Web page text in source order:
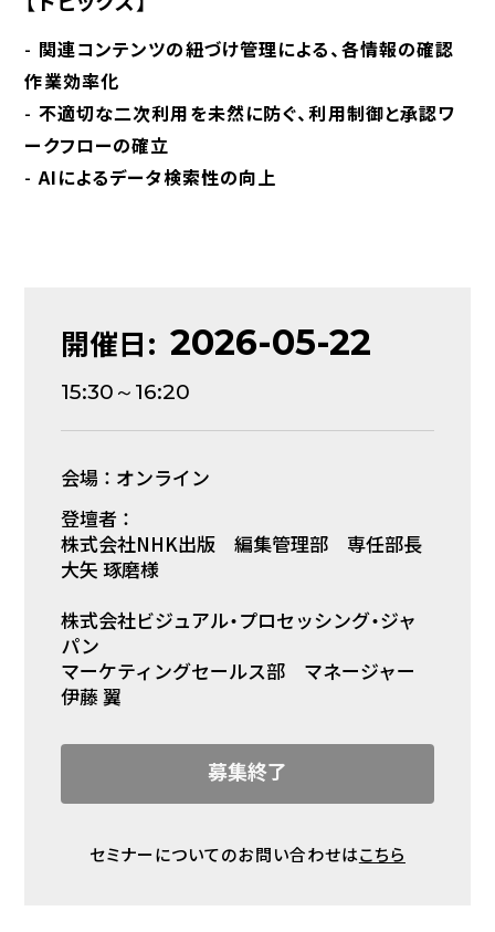
- 関連コンテンツの紐づけ管理による、各情報の確認
作業効率化
- 不適切な二次利用を未然に防ぐ、利用制御と承認ワ
ークフローの確立
-AIによるデータ検索性の向上
開催日: 2026-05-22
15:30～16:20
会場 ： オンライン
登壇者 ：
株式会社NHK出版 編集管理部 専任部長
大矢 琢磨様
株式会社ビジュアル・プロセッシング・ジャ
パン
マーケティングセールス部 マネージャー
伊藤 翼
セミナーについてのお問い合わせはこちら